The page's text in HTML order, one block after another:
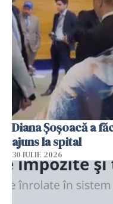
Diana Șoșoacă a
ajuns la spital
30 IULIE 2026